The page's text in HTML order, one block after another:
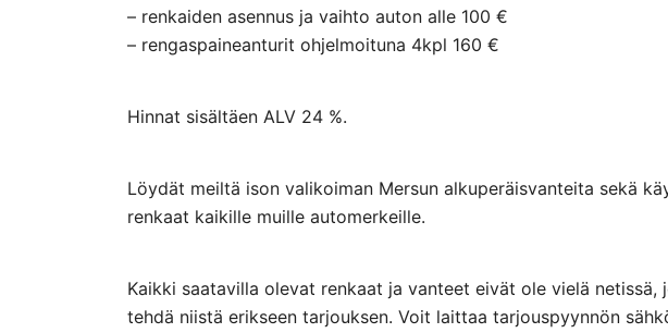
– renkaiden asennus ja vaihto auton alle 100 €
– rengaspaineanturit ohjelmoituna 4kpl 160 €
Hinnat sisältäen ALV 24 %.
Löydät meiltä ison valikoiman Mersun alkuperäisvanteita sekä
renkaat kaikille muille automerkeille.
Kaikki saatavilla olevat renkaat ja vanteet eivät ole vielä
tehdä niistä erikseen tarjouksen. Voit laittaa tarjouspyynnön